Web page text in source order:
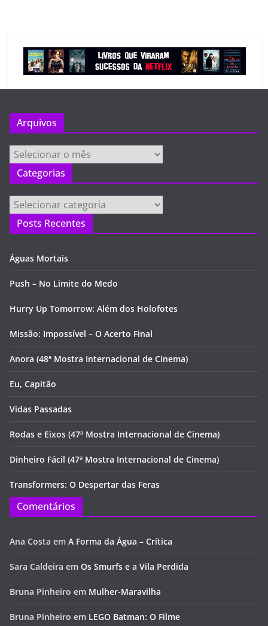
Arquivos
Arquivos
Categorias
Categorias
Posts Recentes
Águas Mortais
Push – No Limite do Medo
Hurry Up Tomorrow: Além dos Holofotes
Missão: Impossível – O Acerto Final
Anora (48ª Mostra Internacional de Cinema)
Eu, Capitão
Vidas Passadas
Rodas e Eixos (47ª Mostra Internacional de Cinema)
Dinheiro Fácil (47ª Mostra Internacional de Cinema)
Transformers: O Despertar das Feras
Comentários
Ana Costa em A Forma da Água – Crítica
Sara Caldeira em Os Smurfs e a Vila Perdida
Bruna Pinheiro em Mulher-Maravilha
Bruna Pinheiro em LEGO Batman: O Filme